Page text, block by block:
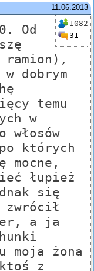
11.06.2013
1082
31
Od
ramion),
dobrym
temu
w
włosów
których
mocne,
łupież
się
a ja
moja żona
z